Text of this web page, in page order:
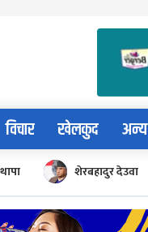
विचार खेलकुद अन्य
शेरबहादुर देउवा